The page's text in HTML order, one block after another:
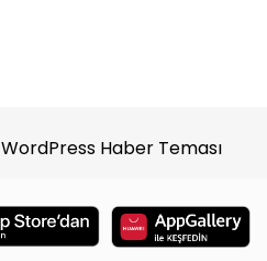
WordPress Haber Teması